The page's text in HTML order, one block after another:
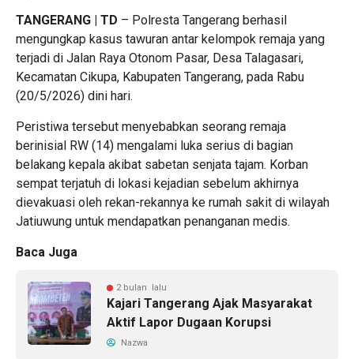
TANGERANG | TD – Polresta Tangerang berhasil
mengungkap kasus tawuran antar kelompok remaja yang
terjadi di Jalan Raya Otonom Pasar, Desa Talagasari,
Kecamatan Cikupa, Kabupaten Tangerang, pada Rabu
(20/5/2026) dini hari.
Peristiwa tersebut menyebabkan seorang remaja
berinisial RW (14) mengalami luka serius di bagian
belakang kepala akibat sabetan senjata tajam. Korban
sempat terjatuh di lokasi kejadian sebelum akhirnya
dievakuasi oleh rekan-rekannya ke rumah sakit di wilayah
Jatiuwung untuk mendapatkan penanganan medis.
Baca Juga
2 bulan lalu
Kajari Tangerang Ajak Masyarakat
Aktif Lapor Dugaan Korupsi
Nazwa